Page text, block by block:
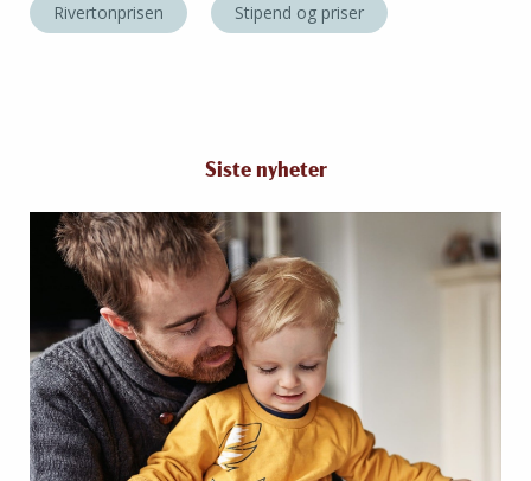
Rivertonprisen Stipend og priser
Siste nyheter